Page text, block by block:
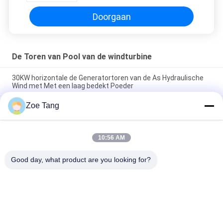
Doorgaan
De Toren van Pool van de windturbine
30KW horizontale de Generatortoren van de As Hydraulische
Wind met Met een laag bedekt Poeder
50KW het horizontale van de de Windenergie van de As Directe
Aandrijving Met een laag bedekte Poeder van de de
Torengenerator
Van de de Windturbine van de staal Hydraulische Kegel
Zoe Tang
10:56 AM
Good day, what product are you looking for?